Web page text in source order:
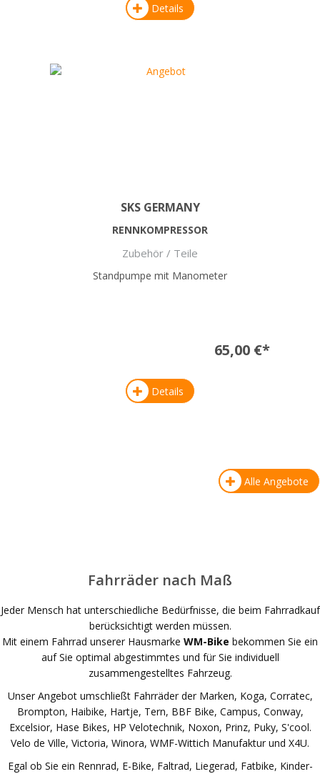
Details
SKS GERMANY
RENNKOMPRESSOR
Zubehör / Teile
Standpumpe mit Manometer
65,00 €*
Details
Alle Angebote
Fahrräder nach Maß
Jeder Mensch hat unterschiedliche Bedürfnisse, die beim Fahrradkauf
berücksichtigt werden müssen.
Mit einem Fahrrad unserer Hausmarke WM-Bike bekommen Sie ein
auf Sie optimal abgestimmtes und für Sie individuell
zusammengestelltes Fahrzeug.
Unser Angebot umschließt Fahrräder der Marken, Koga, Corratec,
Brompton, Haibike, Hartje, Tern, BBF Bike, Campus, Conway,
Excelsior, Hase Bikes, HP Velotechnik, Noxon, Prinz, Puky, S'cool.
Velo de Ville, Victoria, Winora, WMF-Wittich Manufaktur und X4U.
Egal ob Sie ein Rennrad, E-Bike, Faltrad, Liegerad, Fatbike, Kinder-